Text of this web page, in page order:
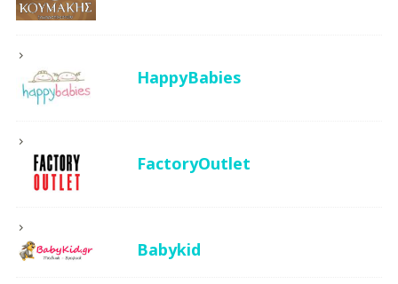
HappyBabies
FactoryOutlet
Babykid